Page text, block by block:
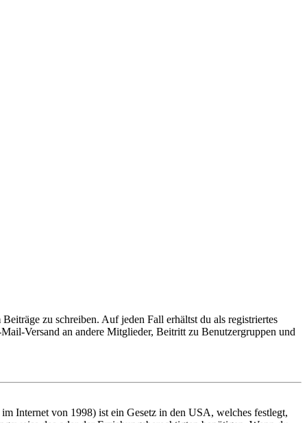
zu schreiben. Auf jeden Fall erhältst du als registriertes
Versand an andere Mitglieder, Beitritt zu Benutzergruppen und
Internet von 1998) ist ein Gesetz in den USA, welches festlegt,